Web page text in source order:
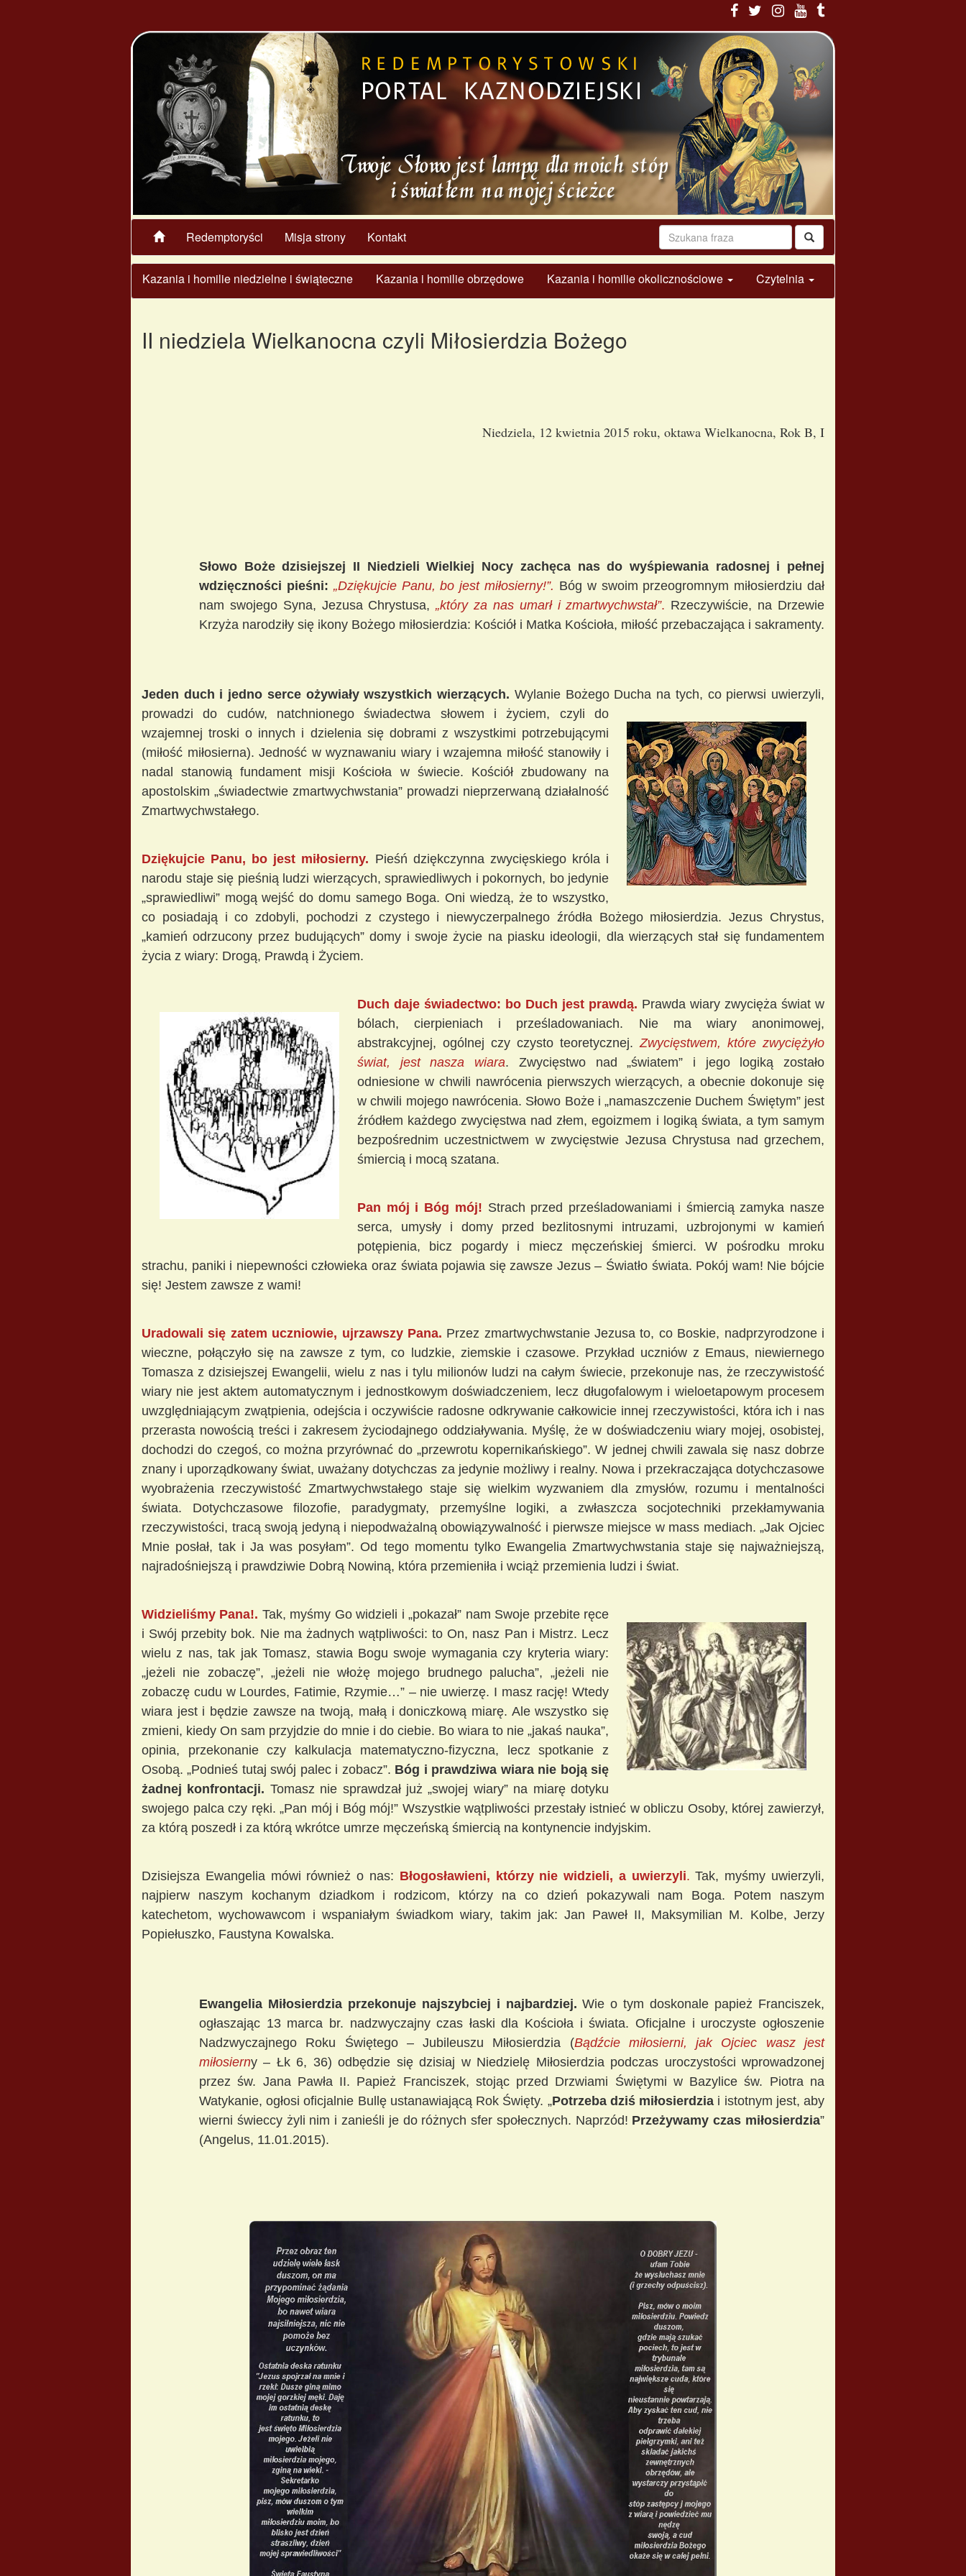
Redemptoryści Misja strony Kontakt
Kazania i homilie niedzielne i świąteczne Kazania i homilie obrzędowe Kazania i homilie okolicznościowe Czytelnia
II niedziela Wielkanocna czyli Miłosierdzia Bożego
Niedziela, 12 kwietnia 2015 roku, oktawa Wielkanocna, Rok B, I
Słowo Boże dzisiejszej II Niedzieli Wielkiej Nocy zachęca nas do wyśpiewania radosnej i pełnej
wdzięczności pieśni: „Dziękujcie Panu, bo jest miłosierny!”. Bóg w swoim przeogromnym miłosierdziu dał
nam swojego Syna, Jezusa Chrystusa,„który za nas umarł i zmartwychwstał”. Rzeczywiście, na Drzewie
Krzyża narodziły się ikony Bożego miłosierdzia: Kościół i Matka Kościoła, miłość przebaczająca i sakramenty.
Jeden duch i jedno serce ożywiały wszystkich wierzących. Wylanie Bożego Ducha na tych, co pierwsi uwierzyli,
prowadzi do cudów, natchnionego świadectwa słowem i życiem, czyli do
wzajemnej troski o innych i dzielenia się dobrami z wszystkimi potrzebującymi
(miłość miłosierna). Jedność w wyznawaniu wiary i wzajemna miłość stanowiły i
nadal stanowią fundament misji Kościoła w świecie. Kościół zbudowany na
apostolskim „świadectwie zmartwychwstania” prowadzi nieprzerwaną działalność
Zmartwychwstałego.
Dziękujcie Panu, bo jest miłosierny. Pieśń dziękczynna zwycięskiego króla i
narodu staje się pieśnią ludzi wierzących, sprawiedliwych i pokornych, bo jedynie
„sprawiedliwi” mogą wejść do domu samego Boga. Oni wiedzą, że to wszystko,
co posiadają i co zdobyli, pochodzi z czystego i niewyczerpalnego źródła Bożego miłosierdzia. Jezus Chrystus,
„kamień odrzucony przez budujących” domy i swoje życie na piasku ideologii, dla wierzących stał się fundamentem
życia z wiary: Drogą, Prawdą i Życiem.
Duch daje świadectwo: bo Duch jest prawdą. Prawda wiary zwycięża świat w
bólach, cierpieniach i prześladowaniach. Nie ma wiary anonimowej,
abstrakcyjnej, ogólnej czy czysto teoretycznej.Zwycięstwem, które zwyciężyło
świat, jest nasza wiara. Zwycięstwo nad „światem” i jego logiką zostało
odniesione w chwili nawrócenia pierwszych wierzących, a obecnie dokonuje się
w chwili mojego nawrócenia. Słowo Boże i „namaszczenie Duchem Świętym” jest
źródłem każdego zwycięstwa nad złem, egoizmem i logiką świata, a tym samym
bezpośrednim uczestnictwem w zwycięstwie Jezusa Chrystusa nad grzechem,
śmiercią i mocą szatana.
Pan mój i Bóg mój! Strach przed prześladowaniami i śmiercią zamyka nasze
serca, umysły i domy przed bezlitosnymi intruzami, uzbrojonymi w kamień
potępienia, bicz pogardy i miecz męczeńskiej śmierci. W pośrodku mroku
strachu, paniki i niepewności człowieka oraz świata pojawia się zawsze Jezus – Światło świata. Pokój wam! Nie bójcie
się! Jestem zawsze z wami!
Uradowali się zatem uczniowie, ujrzawszy Pana. Przez zmartwychwstanie Jezusa to, co Boskie, nadprzyrodzone i
wieczne, połączyło się na zawsze z tym, co ludzkie, ziemskie i czasowe. Przykład uczniów z Emaus, niewiernego
Tomasza z dzisiejszej Ewangelii, wielu z nas i tylu milionów ludzi na całym świecie, przekonuje nas, że rzeczywistość
wiary nie jest aktem automatycznym i jednostkowym doświadczeniem, lecz długofalowym i wieloetapowym procesem
uwzględniającym zwątpienia, odejścia i oczywiście radosne odkrywanie całkowicie innej rzeczywistości, która ich i nas
przerasta nowością treści i zakresem życiodajnego oddziaływania. Myślę, że w doświadczeniu wiary mojej, osobistej,
dochodzi do czegoś, co można przyrównać do „przewrotu kopernikańskiego”. W jednej chwili zawala się nasz dobrze
znany i uporządkowany świat, uważany dotychczas za jedynie możliwy i realny. Nowa i przekraczająca dotychczasowe
wyobrażenia rzeczywistość Zmartwychwstałego staje się wielkim wyzwaniem dla zmysłów, rozumu i mentalności
świata. Dotychczasowe filozofie, paradygmaty, przemyślne logiki, a zwłaszcza socjotechniki przekłamywania
rzeczywistości, tracą swoją jedyną i niepodważalną obowiązywalność i pierwsze miejsce w mass mediach. „Jak Ojciec
Mnie posłał, tak i Ja was posyłam”. Od tego momentu tylko Ewangelia Zmartwychwstania staje się najważniejszą,
najradośniejszą i prawdziwie Dobrą Nowiną, która przemieniła i wciąż przemienia ludzi i świat.
Widzieliśmy Pana!. Tak, myśmy Go widzieli i „pokazał” nam Swoje przebite ręce
i Swój przebity bok. Nie ma żadnych wątpliwości: to On, nasz Pan i Mistrz. Lecz
wielu z nas, tak jak Tomasz, stawia Bogu swoje wymagania czy kryteria wiary:
„jeżeli nie zobaczę”, „jeżeli nie włożę mojego brudnego palucha”, „jeżeli nie
zobaczę cudu w Lourdes, Fatimie, Rzymie…” – nie uwierzę. I masz rację! Wtedy
wiara jest i będzie zawsze na twoją, małą i doniczkową miarę. Ale wszystko się
zmieni, kiedy On sam przyjdzie do mnie i do ciebie. Bo wiara to nie „jakaś nauka”,
opinia, przekonanie czy kalkulacja matematyczno-fizyczna, lecz spotkanie z
Osobą. „Podnieś tutaj swój palec i zobacz”. Bóg i prawdziwa wiara nie boją się
żadnej konfrontacji. Tomasz nie sprawdzał już „swojej wiary” na miarę dotyku
swojego palca czy ręki. „Pan mój i Bóg mój!” Wszystkie wątpliwości przestały istnieć w obliczu Osoby, której zawierzył,
za którą poszedł i za którą wkrótce umrze męczeńską śmiercią na kontynencie indyjskim.
Dzisiejsza Ewangelia mówi również o nas: Błogosławieni, którzy nie widzieli, a uwierzyli. Tak, myśmy uwierzyli,
najpierw naszym kochanym dziadkom i rodzicom, którzy na co dzień pokazywali nam Boga. Potem naszym
katechetom, wychowawcom i wspaniałym świadkom wiary, takim jak: Jan Paweł II, Maksymilian M. Kolbe, Jerzy
Popiełuszko, Faustyna Kowalska.
Ewangelia Miłosierdzia przekonuje najszybciej i najbardziej. Wie o tym doskonale papież Franciszek,
ogłaszając 13 marca br. nadzwyczajny czas łaski dla Kościoła i świata. Oficjalne i uroczyste ogłoszenie
Nadzwyczajnego Roku Świętego – Jubileuszu Miłosierdzia (Bądźcie miłosierni, jak Ojciec wasz jest
miłosierny – Łk 6, 36) odbędzie się dzisiaj w Niedzielę Miłosierdzia podczas uroczystości wprowadzonej
przez św. Jana Pawła II. Papież Franciszek, stojąc przed Drzwiami Świętymi w Bazylice św. Piotra na
Watykanie, ogłosi oficjalnie Bullę ustanawiającą Rok Święty. „Potrzeba dziś miłosierdzia i istotnym jest, aby
wierni świeccy żyli nim i zanieśli je do różnych sfer społecznych. Naprzód! Przeżywamy czas miłosierdzia”
(Angelus, 11.01.2015).